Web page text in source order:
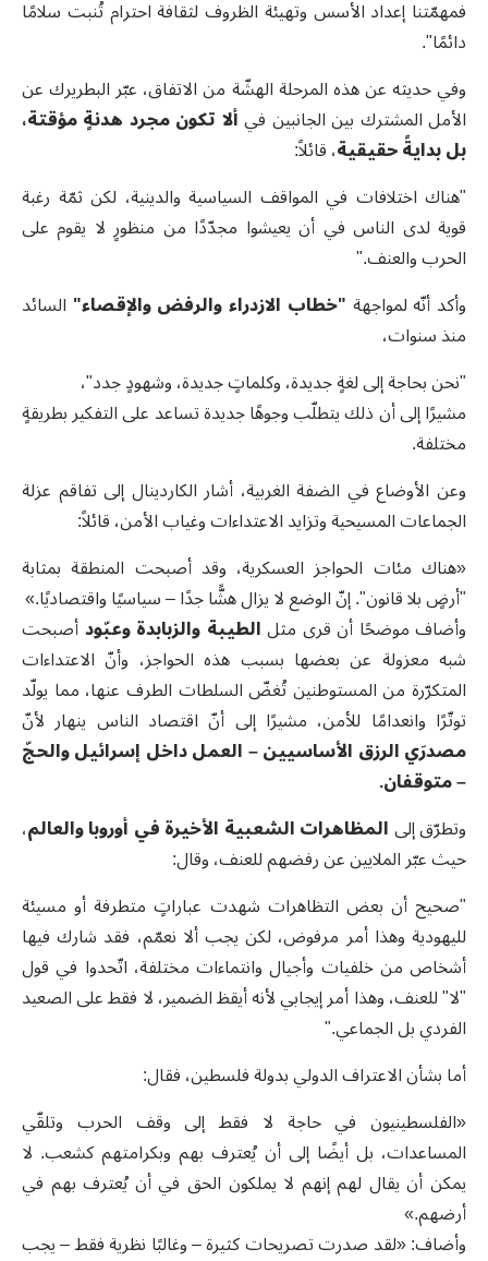
فمهمّتنا إعداد الأسس وتهيئة الظروف لثقافة احترام تُنبت سلامًا
دائمًا".
وفي حديثه عن هذه المرحلة الهشّة من الاتفاق، عبّر البطريرك عن
الأمل المشترك بين الجانبين فيألا تكون مجرد هدنةٍ مؤقتة،
بل بدايةً حقيقية، قائلاً:
"هناك اختلافات في المواقف السياسية والدينية، لكن ثمّة رغبة
قوية لدى الناس في أن يعيشوا مجدّدًا من منظورٍ لا يقوم على
الحرب والعنف."
وأكد أنّه لمواجهة "خطاب الازدراء والرفض والإقصاء" السائد
منذ سنوات،
"نحن بحاجة إلى لغةٍ جديدة، وكلماتٍ جديدة، وشهودٍ جدد"،
مشيرًا إلى أن ذلك يتطلّب وجوهًا جديدة تساعد على التفكير بطريقةٍ
مختلفة.
وعن الأوضاع في الضفة الغربية، أشار الكاردينال إلى تفاقم عزلة
الجماعات المسيحية وتزايد الاعتداءات وغياب الأمن، قائلاً:
«هناك مئات الحواجز العسكرية، وقد أصبحت المنطقة بمثابة
"أرضٍ بلا قانون". إنّ الوضع لا يزال هشًّا جدًا – سياسيًا واقتصاديًا.»
وأضاف موضحًا أن قرى مثلالطيبة والزبابدة وعبّودأصبحت
شبه معزولة عن بعضها بسبب هذه الحواجز، وأنّ الاعتداءات
المتكرّرة من المستوطنين تُغضّ السلطات الطرف عنها، مما يولّد
توتّرًا وانعدامًا للأمن، مشيرًا إلى أنّ اقتصاد الناس ينهار لأنّ
مصدرَي الرزق الأساسيين – العمل داخل إسرائيل والحجّ
– متوقفان.
وتطرّق إلىالمظاهرات الشعبية الأخيرة في أوروبا والعالم،
حيث عبّر الملايين عن رفضهم للعنف، وقال:
"صحيح أن بعض التظاهرات شهدت عباراتٍ متطرفة أو مسيئة
لليهودية وهذا أمر مرفوض، لكن يجب ألا نعمّم، فقد شارك فيها
أشخاص من خلفيات وأجيال وانتماءات مختلفة، اتّحدوا في قول
"لا" للعنف، وهذا أمر إيجابي لأنه أيقظ الضمير، لا فقط على الصعيد
الفردي بل الجماعي."
أما بشأن الاعتراف الدولي بدولة فلسطين، فقال:
«الفلسطينيون في حاجة لا فقط إلى وقف الحرب وتلقّي
المساعدات، بل أيضًا إلى أن يُعترف بهم وبكرامتهم كشعب. لا
يمكن أن يقال لهم إنهم لا يملكون الحق في أن يُعترف بهم في
أرضهم.»
وأضاف: «لقد صدرت تصريحات كثيرة – وغالبًا نظرية فقط – يجب